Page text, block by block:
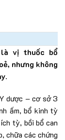
là vị thuốc bổ
nhưng không
dược – cơ sở 3
ấm, bổ kinh tỳ
tỳ, bồi bổ can
chữa các chứng